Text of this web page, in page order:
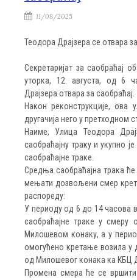
11/08/2025
Теодора Драјзера се отвара
Секретаријат за саобраћај
уторка, 12. августа, од 6
Драјзера отвара за саобраћај.
Након реконструкције, ова
другачија него у претходном
Наиме, Улица Теодора
саобраћајну траку и укупно
саобраћајне траке.
Средња саобраћајна трака
мењати дозвољени смер
распореду:
У периоду од 6 до 14 часова
саобраћајне траке у
Милошевом конаку, а у
омогућено кретање возила у
од Милошевог конака ка КБЦ
Промена смера ће се